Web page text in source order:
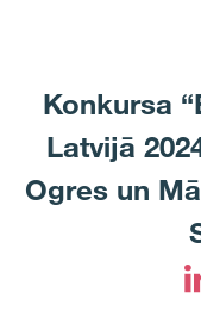
Konkursa
Latvijā
Ogres un